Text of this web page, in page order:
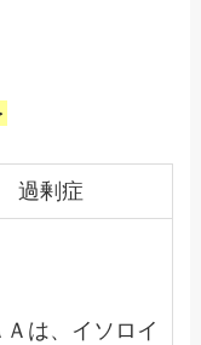
過剰症
Ａは、イソロイ